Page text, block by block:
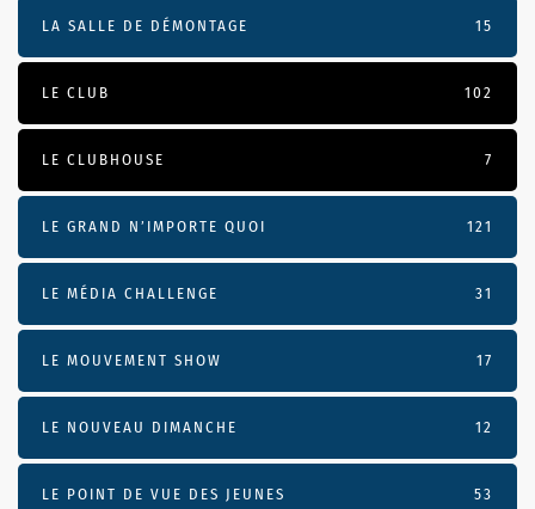
LA SALLE DE DÉMONTAGE 15
LE CLUB 102
LE CLUBHOUSE 7
LE GRAND N’IMPORTE QUOI 121
LE MÉDIA CHALLENGE 31
LE MOUVEMENT SHOW 17
LE NOUVEAU DIMANCHE 12
LE POINT DE VUE DES JEUNES 53